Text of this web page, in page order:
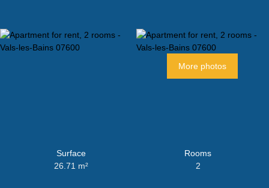
More photos
Surface
26.71 m²
Rooms
2